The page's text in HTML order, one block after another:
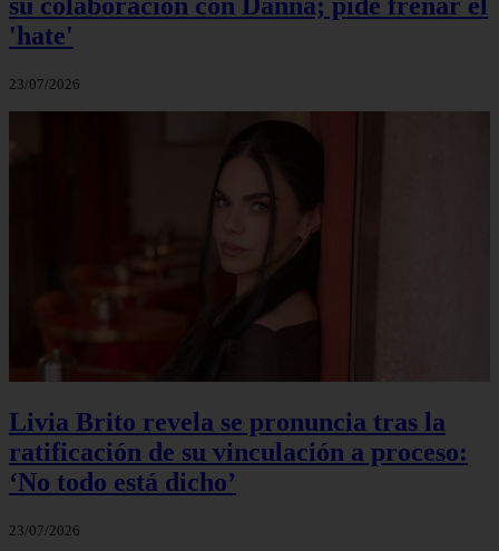
'hate'
23/07/2026
Livia Brito revela se pronuncia tras la
ratificación de su vinculación a proceso:
‘No todo está dicho’
23/07/2026